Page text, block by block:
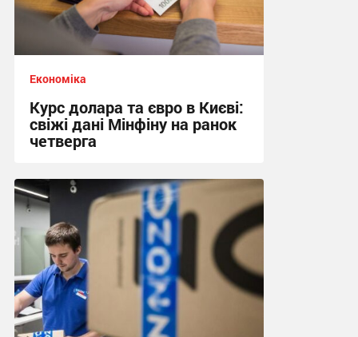
Економіка
Курс долара та євро в Києві:
свіжі дані Мінфіну на ранок
четверга
09:20 сьогодні